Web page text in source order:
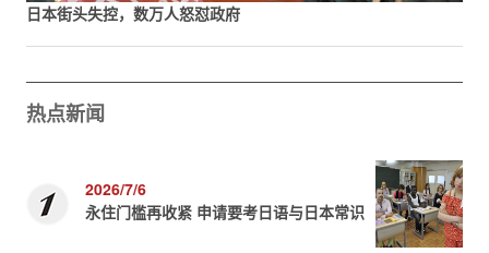
日本街头失控，数万人怒怼政府
热点新闻
2026/7/6
永住门槛再收紧 申请要考日语与日本常识